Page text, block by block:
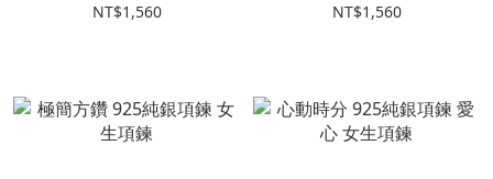
NT$1,560
NT$1,560